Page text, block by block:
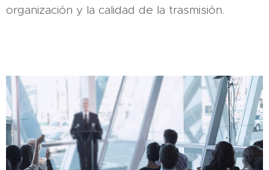
organización y la calidad de la trasmisión.